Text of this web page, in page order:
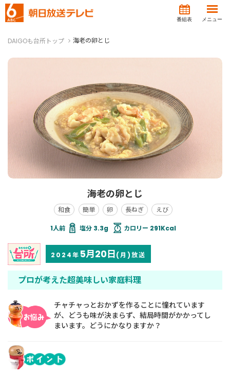
番組表 メニュー
DAIGOも台所トップ 海老の卵とじ
海老の卵とじ
和食 簡単 卵 長ねぎ えび
塩分 3.3g カロリー 291Kcal
2024年 5月20日(月)放送
プロが考えた超美味しい家庭料理
チャチャっとおかずを作ることに憧れています
が、どうも味が決まらず、結局時間がかかってし
まいます。どうにかなりますか？